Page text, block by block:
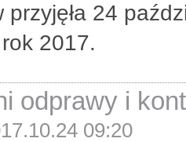
przyjęła 24
2017.
odprawy i
09:20